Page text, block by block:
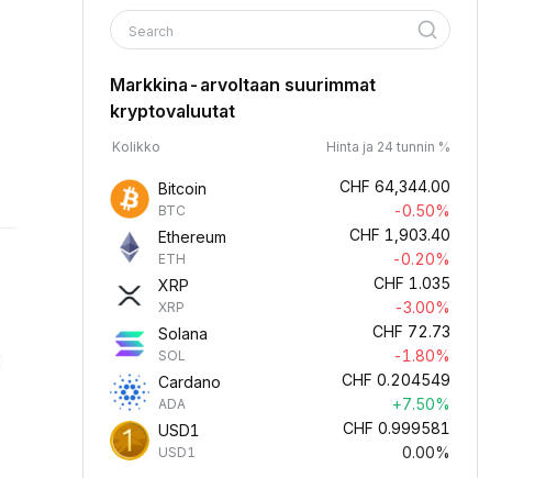
Search
Markkina-arvoltaan suurimmat
kryptovaluutat
Kolikko Hinta ja 24 tunnin %
Bitcoin
BTC
CHF 64,344.00
-0.50%
Ethereum
ETH
CHF 1,903.40
-0.20%
XRP
XRP
CHF 1.035
-3.00%
Solana
SOL
CHF 72.73
-1.80%
Cardano
ADA
CHF 0.204549
+7.50%
USD1
USD1
CHF 0.999581
0.00%